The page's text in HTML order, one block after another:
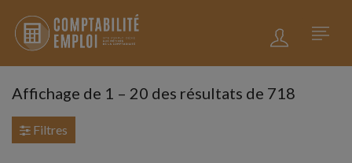
Affichage de 1 – 20 des résultats de 718
Filtres